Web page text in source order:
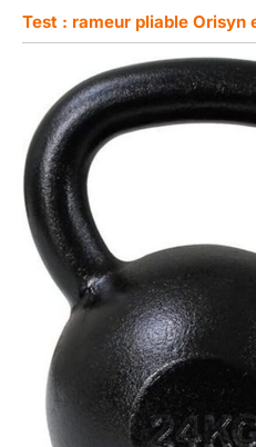
Test : rameur pliable Orisyn